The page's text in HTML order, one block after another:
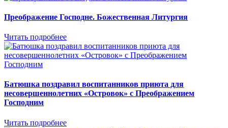
Преображение Господне. Божественная Литургия
Читать подробнее
Батюшка поздравил воспитанников приюта для
несовершеннолетних «Островок» с Преображением
Господним
Читать подробнее